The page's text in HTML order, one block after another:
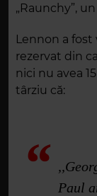
„Raunchy”,
Lennon a
rezervat din
nici nu avea
târziu că:
Paul